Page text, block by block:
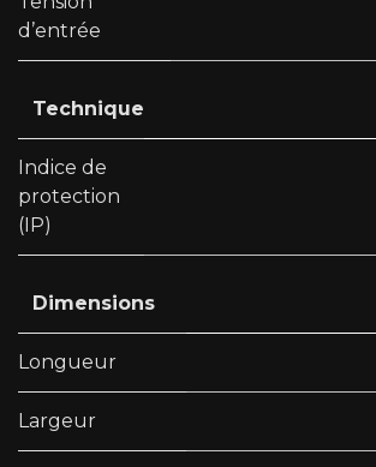
d’entrée
Technique
Indice de
protection
(IP)
Dimensions
Longueur
Largeur